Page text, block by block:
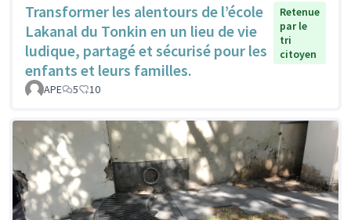
Transformer les alentours de l’école
Lakanal du Tonkin en un lieu de vie
ludique, partagé et sécurisé pour les
enfants et leurs familles.
Retenue
par le
tri
citoyen
APE 5 10